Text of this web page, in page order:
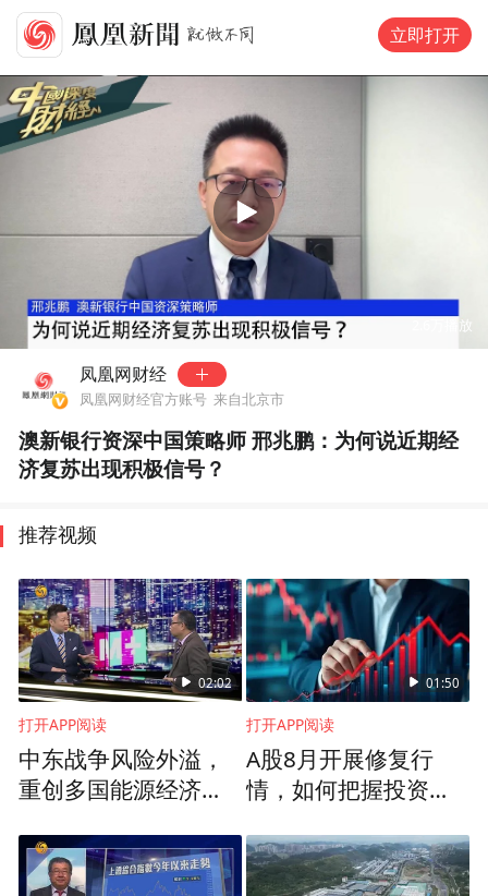
立即打开
00:00 播放
凤凰网财经
凤凰网财经官方账号 来自北京市
澳新银行资深中国策略师 邢兆鹏：为何说近期经
济复苏出现积极信号？
推荐视频
02:02
打开APP阅读
中东战争风险外溢，
重创多国能源经济发
01:50
打开APP阅读
A股8月开展修复行
情，如何把握投资机